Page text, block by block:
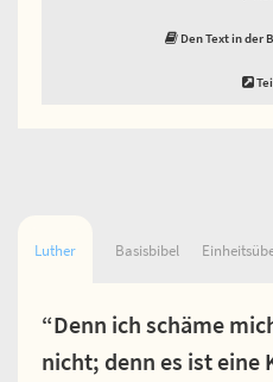
Den Text in der
Luther Basisbibel
“Denn ich schäme
nicht; denn es ist eine